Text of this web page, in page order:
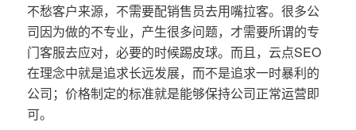
不愁客户来源，不需要配销售员去用嘴拉客。很多公
司因为做的不专业，产生很多问题，才需要所谓的专
门客服去应对，必要的时候踢皮球。而且，云点SEO
在理念中就是追求长远发展，而不是追求一时暴利的
公司；价格制定的标准就是能够保持公司正常运营即
可。